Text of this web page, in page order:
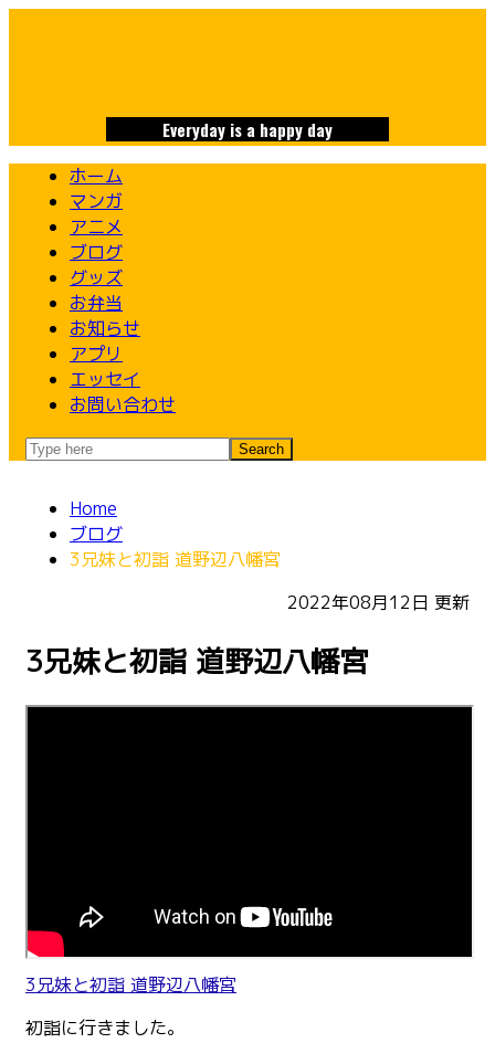
Everyday is a happy day
ホーム
マンガ
アニメ
ブログ
グッズ
お弁当
お知らせ
アプリ
エッセイ
お問い合わせ
Home
ブログ
3兄妹と初詣 道野辺八幡宮
2022年08月12日 更新
3兄妹と初詣 道野辺八幡宮
3兄妹と初詣 道野辺八幡宮
初詣に行きました。